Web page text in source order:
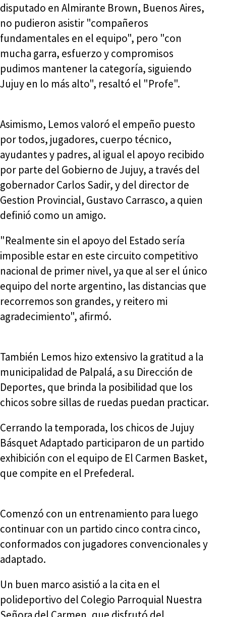
disputado en Almirante Brown, Buenos Aires,
no pudieron asistir "compañeros
fundamentales en el equipo", pero "con
mucha garra, esfuerzo y compromisos
pudimos mantener la categoría, siguiendo
Jujuy en lo más alto", resaltó el "Profe".
Asimismo, Lemos valoró el empeño puesto
por todos, jugadores, cuerpo técnico,
ayudantes y padres, al igual el apoyo recibido
por parte del Gobierno de Jujuy, a través del
gobernador Carlos Sadir, y del director de
Gestion Provincial, Gustavo Carrasco, a quien
definió como un amigo.
"Realmente sin el apoyo del Estado sería
imposible estar en este circuito competitivo
nacional de primer nivel, ya que al ser el único
equipo del norte argentino, las distancias que
recorremos son grandes, y reitero mi
agradecimiento", afirmó.
También Lemos hizo extensivo la gratitud a la
municipalidad de Palpalá, a su Dirección de
Deportes, que brinda la posibilidad que los
chicos sobre sillas de ruedas puedan practicar.
Cerrando la temporada, los chicos de Jujuy
Básquet Adaptado participaron de un partido
exhibición con el equipo de El Carmen Basket,
que compite en el Prefederal.
Comenzó con un entrenamiento para luego
continuar con un partido cinco contra cinco,
conformados con jugadores convencionales y
adaptado.
Un buen marco asistió a la cita en el
polideportivo del Colegio Parroquial Nuestra